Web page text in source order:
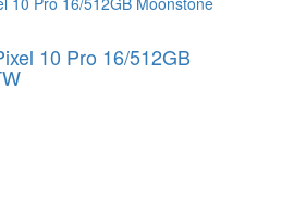
10 Pro 16/512GB